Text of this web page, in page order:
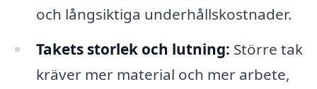
och långsiktiga underhållskostnader.
Takets storlek och lutning: Större tak
kräver mer material och mer arbete,